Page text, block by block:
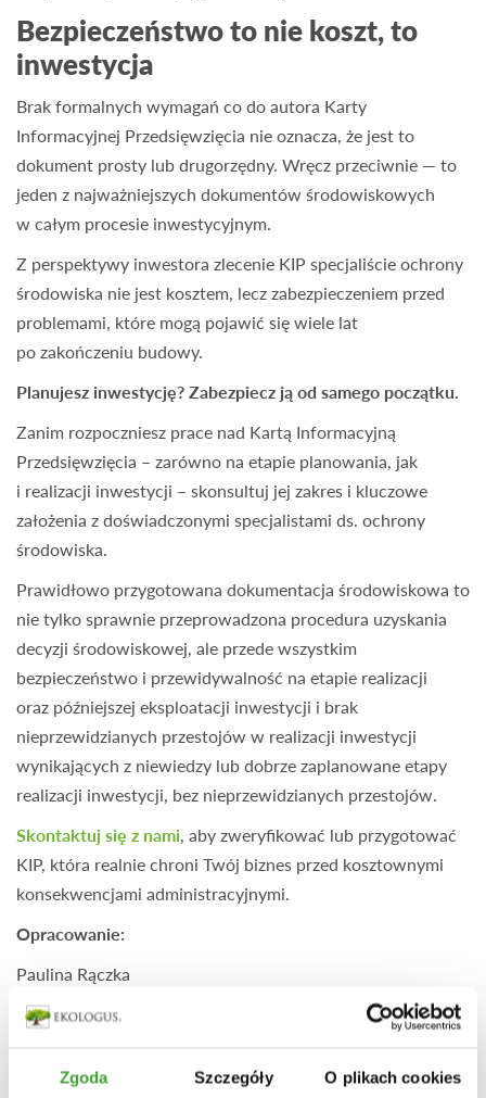
Zgoda Szczegóły O plikach cookies
Bezpieczeństwo to nie koszt, to
inwestycja
Brak formalnych wymagań co do autora Karty
Informacyjnej Przedsięwzięcia nie oznacza, że jest to
dokument prosty lub drugorzędny. Wręcz przeciwnie — to
jeden z najważniejszych dokumentów środowiskowych
w całym procesie inwestycyjnym.
Z perspektywy inwestora zlecenie KIP specjaliście ochrony
środowiska nie jest kosztem, lecz zabezpieczeniem przed
problemami, które mogą pojawić się wiele lat
po zakończeniu budowy.
Planujesz inwestycję? Zabezpiecz ją od samego początku.
Zanim rozpoczniesz prace nad Kartą Informacyjną
Przedsięwzięcia – zarówno na etapie planowania, jak
i realizacji inwestycji – skonsultuj jej zakres i kluczowe
założenia z doświadczonymi specjalistami ds. ochrony
środowiska.
Prawidłowo przygotowana dokumentacja środowiskowa to
nie tylko sprawnie przeprowadzona procedura uzyskania
decyzji środowiskowej, ale przede wszystkim
bezpieczeństwo i przewidywalność na etapie realizacji
oraz późniejszej eksploatacji inwestycji i brak
nieprzewidzianych przestojów w realizacji inwestycji
wynikających z niewiedzy lub dobrze zaplanowane etapy
realizacji inwestycji, bez nieprzewidzianych przestojów.
Skontaktuj się z nami, aby zweryfikować lub przygotować
KIP, która realnie chroni Twój biznes przed kosztownymi
konsekwencjami administracyjnymi.
Opracowanie:
Paulina Rączka
Starszy Specjalista ds. Ochrony Środowiska
POWRÓT